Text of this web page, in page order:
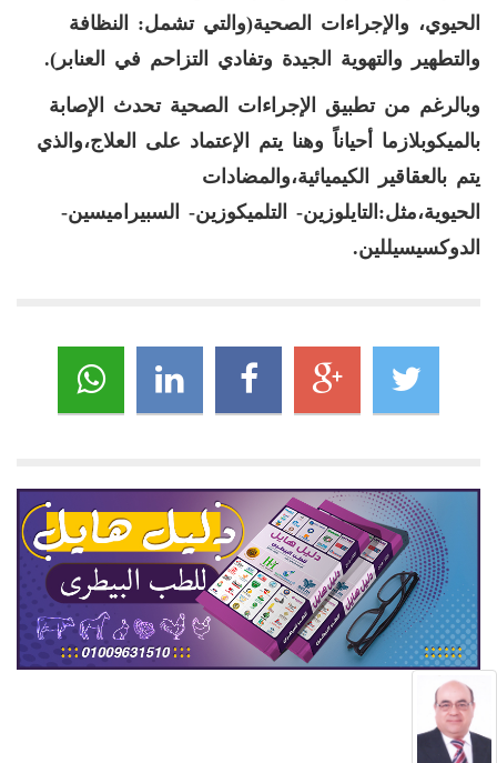
الحيوي، والإجراءات الصحية(والتي تشمل: النظافة
والتطهير والتهوية الجيدة وتفادي التزاحم في العنابر).
وبالرغم من تطبيق الإجراءات الصحية تحدث الإصابة
بالميكوبلازما أحياناً وهنا يتم الإعتماد على العلاج،والذي
يتم بالعقاقير الكيميائية،والمضادات
الحيوية،مثل:التايلوزين- التلميكوزين- السبيراميسين-
الدوكسيسيللين.